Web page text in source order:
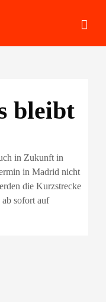
bleibt
in Zukunft in
in Madrid nicht
die Kurzstrecke
sofort auf